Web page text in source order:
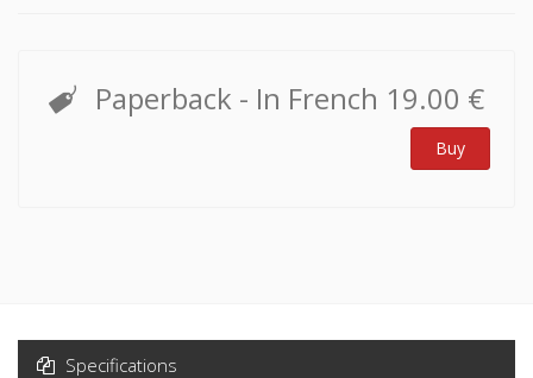
Paperback - In French 19.00 €
Buy
Specifications